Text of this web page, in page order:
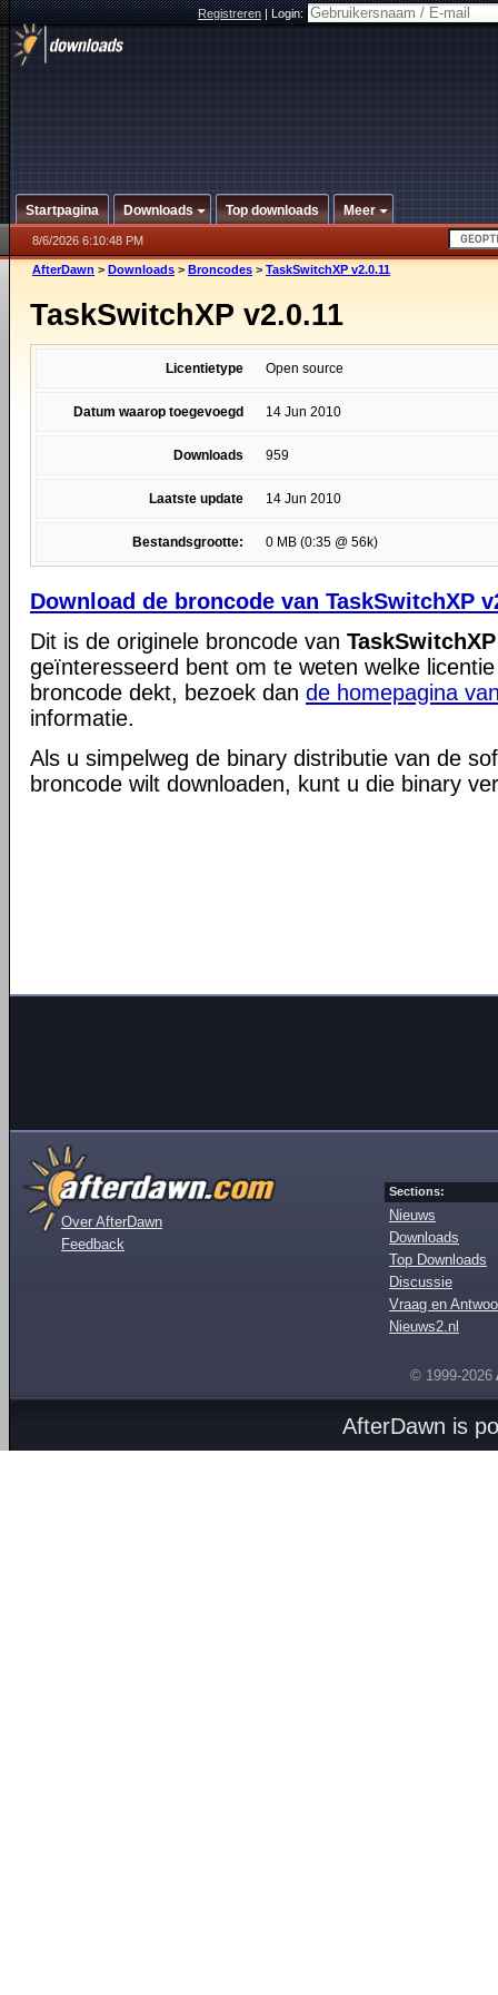
Registreren|Login:
Startpagina Downloads Top downloads Meer
8/6/2026 6:10:48 PM
AfterDawn > Downloads > Broncodes > TaskSwitchXP v2.0.11
TaskSwitchXP v2.0.11
Licentietype Open source
Datum waarop toegevoegd 14 Jun 2010
Downloads 959
Laatste update 14 Jun 2010
Bestandsgrootte: 0 MB (0:35 @ 56k)
Download de broncode van TaskSwitchXP
Dit is de originele broncode van
geïnteresseerd bent om te weten welke
broncode dekt, bezoek dan de homepagina
informatie.
Als u simpelweg de binary distributie van de
broncode wilt downloaden, kunt u die binary
Over AfterDawn
Feedback
Sections:
Nieuws
Downloads
Top Downloads
Discussie
Vraag en
Nieuws2.nl
© 1999-2026
AfterDawn is